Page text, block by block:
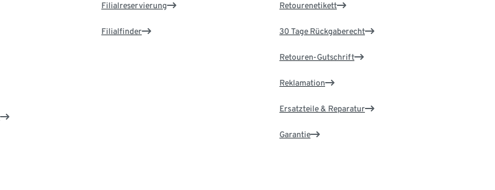
Filialreservierung
Filialfinder
Retourenetikett
30 Tage Rückgaberecht
Retouren-Gutschrift
Reklamation
Ersatzteile & Reparatur
Garantie